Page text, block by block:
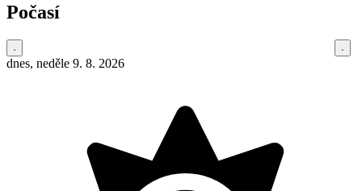
Počasí
dnes, neděle 9. 8. 2026